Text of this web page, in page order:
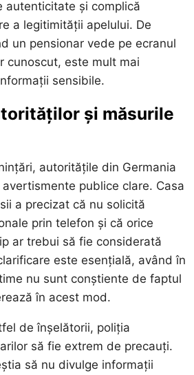
autenticitate și complică
a legitimității apelului. De
un pensionar vede pe ecranul
cunoscut, este mult mai
sensibile.
și măsurile
autoritățile din Germania
publice clare. Casa
a precizat că nu solicită
prin telefon și că orice
ar trebui să fie considerată
este esențială, având în
nu sunt conștiente de faptul
în acest mod.
de înșelătorii, poliția
să fie extrem de precauți.
să nu divulge informații